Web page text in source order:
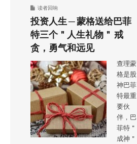
读者回响
投资人生 ─ 蒙格送给巴菲
特三个＂人生礼物＂ 戒
贪，勇气和远见
查理蒙
格是股
神巴菲
特最重
要伙
伴，巴
菲特＂
成神＂